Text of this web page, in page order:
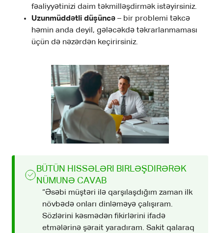
fəaliyyətinizi daim təkmilləşdirmək istəyirsiniz.
Uzunmüddətli düşüncə – bir problemi təkcə
həmin anda deyil, gələcəkdə təkrarlanmaması
üçün də nəzərdən keçirirsiniz.
BÜTÜN HISSƏLƏRI BIRLƏŞDIRƏRƏK
NÜMUNƏ CAVAB
“Əsəbi müştəri ilə qarşılaşdığım zaman ilk
növbədə onları dinləməyə çalışıram.
Sözlərini kəsmədən fikirlərini ifadə
etmələrinə şərait yaradıram. Sakit qalaraq